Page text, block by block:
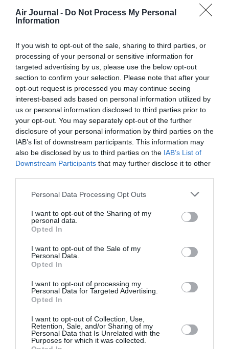
Air Journal - Do Not Process My Personal
Information
If you wish to opt-out of the sale, sharing to third parties, or
processing of your personal or sensitive information for
targeted advertising by us, please use the below opt-out
section to confirm your selection. Please note that after your
opt-out request is processed you may continue seeing
interest-based ads based on personal information utilized by
us or personal information disclosed to third parties prior to
your opt-out. You may separately opt-out of the further
disclosure of your personal information by third parties on the
IAB’s list of downstream participants. This information may
also be disclosed by us to third parties on the IAB’s List of
Downstream Participants that may further disclose it to other
Personal Data Processing Opt Outs
I want to opt-out of the Sharing of my
personal data.
Opted In
I want to opt-out of the Sale of my
Personal Data.
Opted In
I want to opt-out of processing my
Personal Data for Targeted Advertising.
Opted In
I want to opt-out of Collection, Use,
Retention, Sale, and/or Sharing of my
Personal Data that Is Unrelated with the
Purposes for which it was collected.
17 min
Euh.. Aigle Azur leader à Orly…ben pas vraiment en fait.
RÉPONDRE
JGa commenté :
16 novembre 2017 - 8 h 35
min
On dit que l’Afrque est en plein essor, je n’y crois pas
vraiment, tant que la corruption continuera d’etre La
gangreine du continent (l’heritage de la colonisation) rien ne
RÉPONDRE
pacha25
ah tout de suite ( l’héritage de la colonisation)….y ont
pas besoin de ça pour ce corrompre eux même.
RÉPONDRE
Malicka commenté :
16 novembre 2017 - 10 h